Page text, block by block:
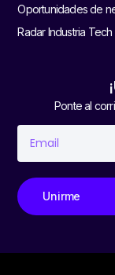
Oportunidades de
Radar Industria Tech
Ponte al
Unirme